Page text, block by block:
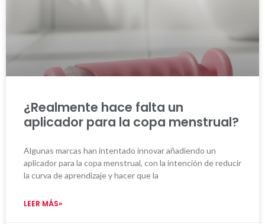
¿Realmente hace falta un
aplicador para la copa menstrual?
Algunas marcas han intentado innovar añadiendo un
aplicador para la copa menstrual, con la intención de reducir
la curva de aprendizaje y hacer que la
LEER MÁS»